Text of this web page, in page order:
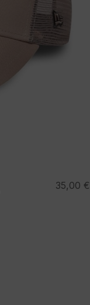
35,00 €